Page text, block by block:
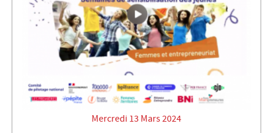
Mercredi 13 Mars 2024